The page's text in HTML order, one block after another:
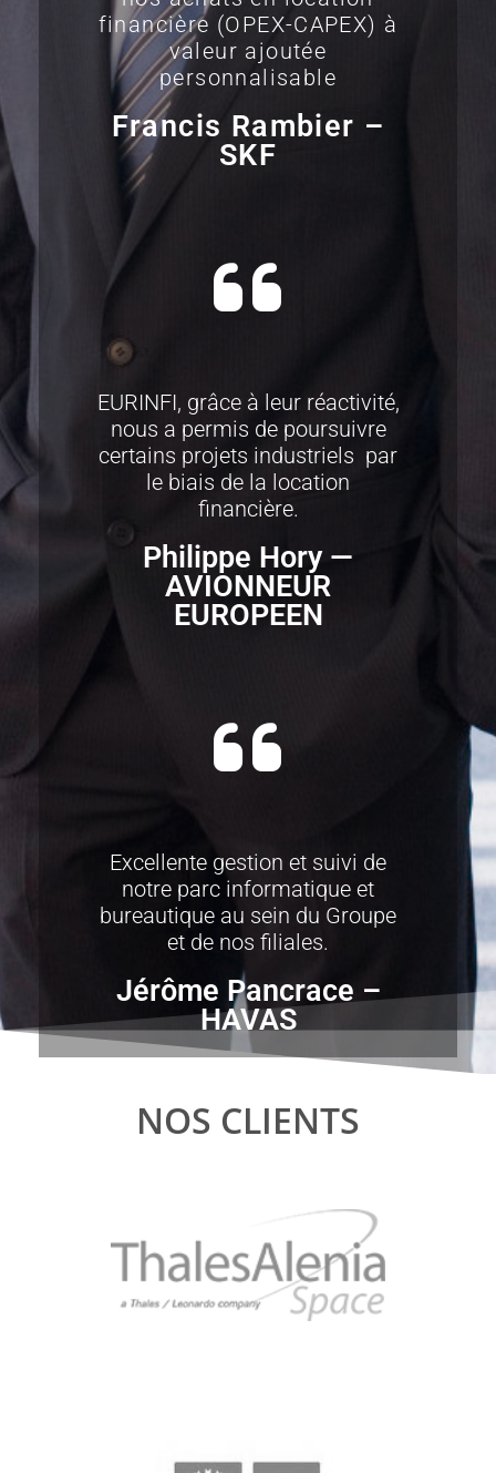
financière (OPEX-CAPEX) à
valeur ajoutée
personnalisable
Francis Rambier –
SKF
EURINFI, grâce à leur réactivité,
nous a permis de poursuivre
certains projets industriels par
le biais de la location
financière.
Philippe Hory —
AVIONNEUR
EUROPEEN
Excellente gestion et suivi de
notre parc informatique et
bureautique au sein du Groupe
et de nos filiales.
Jérôme Pancrace –
HAVAS
NOS CLIENTS